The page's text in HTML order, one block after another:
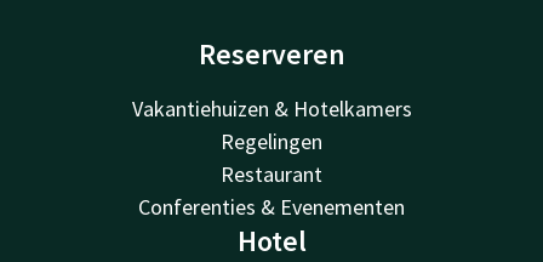
Reserveren
Vakantiehuizen & Hotelkamers
Regelingen
Restaurant
Conferenties & Evenementen
Hotel